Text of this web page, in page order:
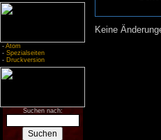
- Atom
- Spezialseiten
- Druckversion
Suchen nach:
Keine